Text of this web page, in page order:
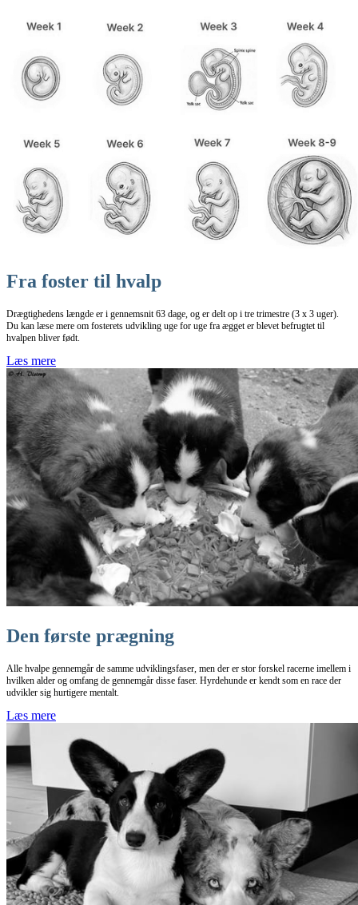
Fra foster til hvalp
Drægtighedens længde er i gennemsnit 63 dage, og er delt op i tre trimestre (3 x 3 uger).
Du kan læse mere om fosterets udvikling uge for uge fra ægget er blevet befrugtet til
hvalpen bliver født.
Læs mere
Den første prægning
Alle hvalpe gennemgår de samme udviklingsfaser, men der er stor forskel racerne imellem i
hvilken alder og omfang de gennemgår disse faser. Hyrdehunde er kendt som en race der
udvikler sig hurtigere mentalt.
Læs mere